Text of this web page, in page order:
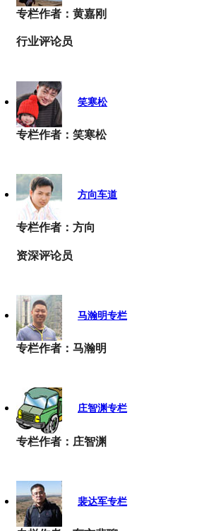
专栏作者：黄嘉刚
行业评论员
笑寒松
专栏作者：笑寒松
方向车道
专栏作者：方向
资深评论员
马瀚明专栏
专栏作者：马瀚明
庄智渊专栏
专栏作者：庄智渊
裴达军专栏